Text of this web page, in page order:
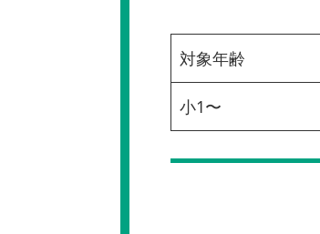
対象年齢
小1〜